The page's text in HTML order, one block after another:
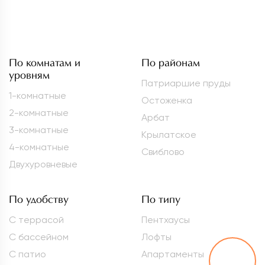
По комнатам и
уровням
1-комнатные
2-комнатные
3-комнатные
4-комнатные
Двухуровневые
По районам
Патриаршие пруды
Остоженка
Арбат
Крылатское
Свиблово
По удобству
С террасой
С бассейном
С патио
По типу
Пентхаусы
Лофты
Апартаменты